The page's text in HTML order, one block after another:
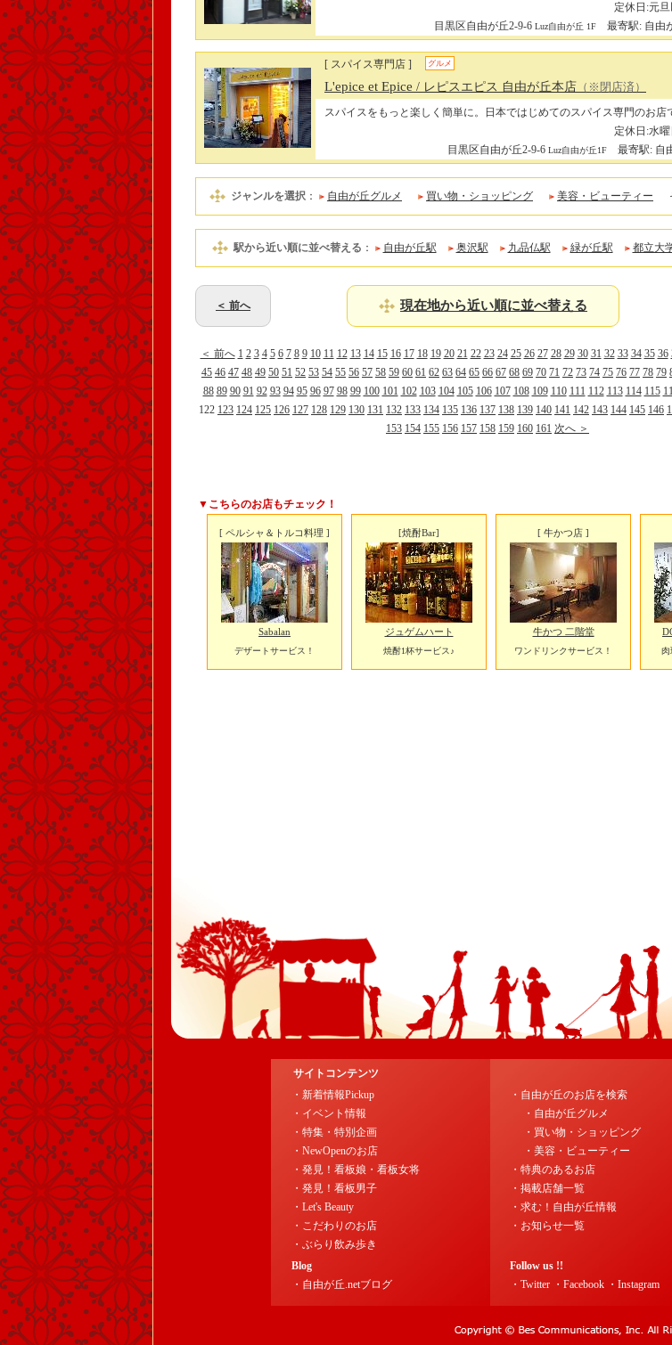
定休日:元旦
目黒区自由が丘2-9-6 Luz自由が丘 1F 最寄駅: 自由
[ スパイス専門店 ] グルメ
L'epice et Epice / レピスエピス 自由が丘本店 （※閉店済）
スパイスをもっと楽しく簡単に。日本ではじめてのスパイス専門のお店
定休日:水曜
目黒区自由が丘2-9-6 Luz自由が丘1F 最寄駅: 自
ジャンルを選択 ： 自由が丘グルメ 買い物・ショッピング 美容・ビューティー
駅から近い順に並べ替える ： 自由が丘駅 奥沢駅 九品仏駅 緑が丘駅 都立大
＜ 前へ 現在地から近い順に並べ替える
＜ 前へ 1 2 3 4 5 6 7 8 9 10 11 12 13 14 15 16 17 18 19 20 21 22 23 24 25 26 27 28 29 30 31 32 33 34 35 36
45 46 47 48 49 50 51 52 53 54 55 56 57 58 59 60 61 62 63 64 65 66 67 68 69 70 71 72 73 74 75 76 77 78 79
88 89 90 91 92 93 94 95 96 97 98 99 100 101 102 103 104 105 106 107 108 109 110 111 112 113 114 115
122 123 124 125 126 127 128 129 130 131 132 133 134 135 136 137 138 139 140 141 142 143 144 145 146
153 154 155 156 157 158 159 160 161 次へ ＞
▼こちらのお店もチェック！
[ ペルシャ＆トルコ料理 ]
Sabalan
デザートサービス！
[焼酎Bar]
ジュゲムハート
焼酎1杯サービス♪
[ 牛かつ店 ]
牛かつ 二階堂
ワンドリンクサービス！ 肉
サイトコンテンツ
・新着情報Pickup
・イベント情報
・特集・特別企画
・NewOpenのお店
・発見！看板娘・看板女将
・発見！看板男子
・Let's Beauty
・こだわりのお店
・ぶらり飲み歩き
Blog
・自由が丘.netブログ
・自由が丘のお店を検索
・自由が丘グルメ
・買い物・ショッピング
・美容・ビューティー
・特典のあるお店
・掲載店舗一覧
・求む！自由が丘情報
・お知らせ一覧
Follow us !!
・Twitter
・Facebook ・Instagram